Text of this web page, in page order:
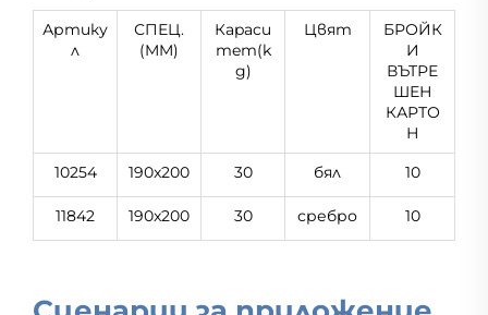
Артику
л
СПЕЦ.
(MM)
Кapacи
тeт(k
g)
Цвят
БРОЙК
И
ВЪТРЕ
ШЕН
КАРТО
Н
10254
190x200 30 бял 10
11842 190x200 30 сребро 10